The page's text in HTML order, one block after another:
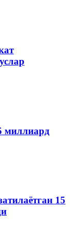
миллиард
15